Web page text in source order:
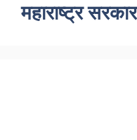
महाराष्ट्र